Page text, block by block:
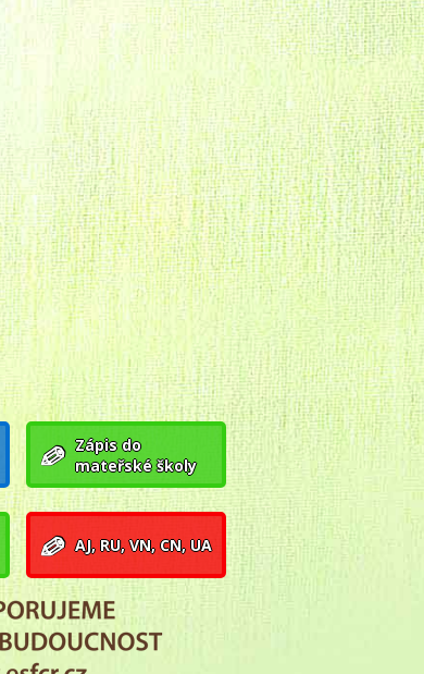
Zápis do
mateřské školy
AJ, RU, VN, CN, UA